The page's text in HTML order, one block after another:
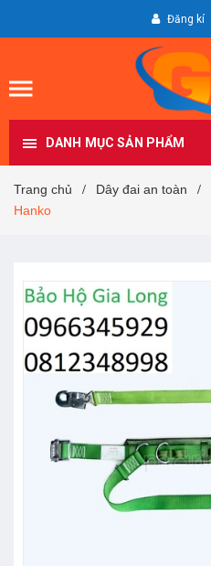
Đăng kí
DANH MỤC SẢN PHẨM
Trang chủ / Dây đai an toàn /
Hanko